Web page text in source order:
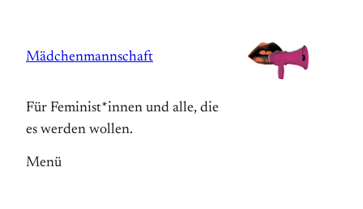
springen
Mädchenmannschaft
Für Feminist*innen und alle, die
es werden wollen.
Menü